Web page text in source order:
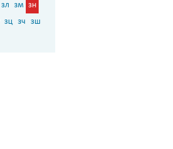
зл зм зн
зц зч зш